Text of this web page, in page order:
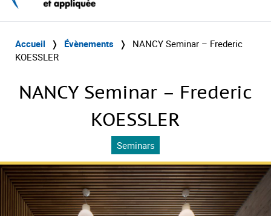
Accueil ❭ Évènements ❭
NANCY Seminar – Frederic
KOESSLER
NANCY Seminar – Frederic
KOESSLER
Seminars